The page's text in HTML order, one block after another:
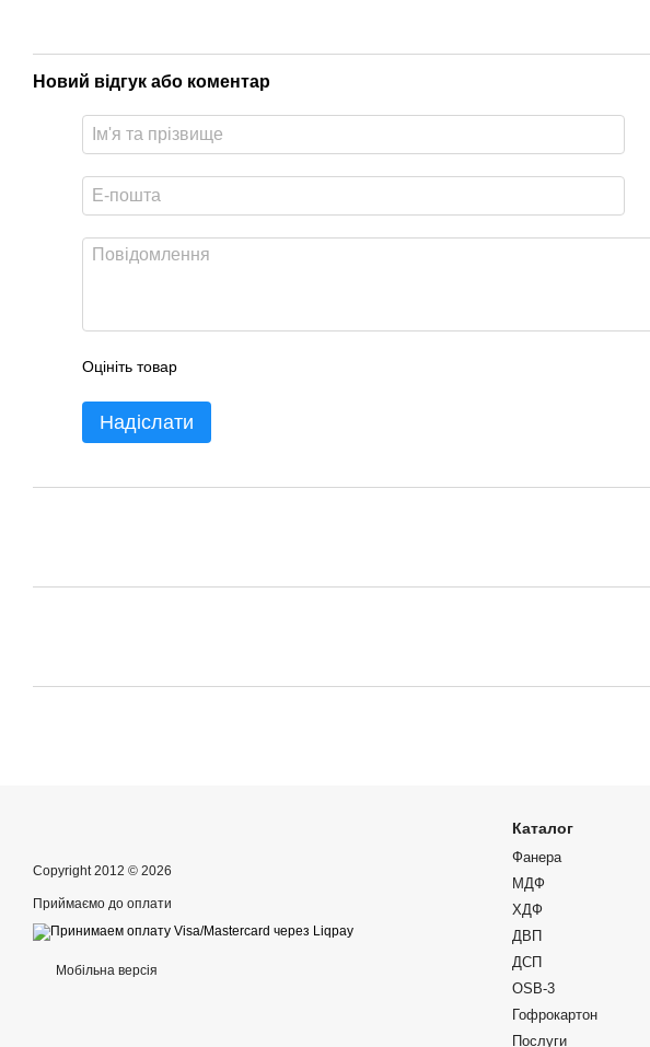
Новий відгук або коментар
Оцініть товар
Надіслати
Copyright 2012 © 2026
Приймаємо до оплати
Мобільна версія
Каталог
Фанера
МДФ
ХДФ
ДВП
ДСП
OSB-3
Гофрокартон
Послуги